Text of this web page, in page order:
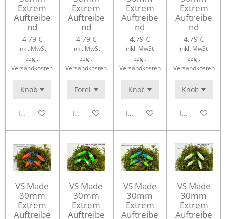
Extrem
Auftreibe
nd
4,79 €
inkl. MwSt
zzgl.
Versandkosten
In den Warenkorb
Extrem
Auftreibe
nd
4,79 €
inkl. MwSt
zzgl.
Versandkosten
In den Warenkorb
Extrem
Auftreibe
nd
4,79 €
inkl. MwSt
zzgl.
Versandkosten
In den Warenkorb
Extrem
Auftreibe
nd
4,79 €
inkl. MwSt
zzgl.
Versandkosten
In den
VS Made
30mm
Extrem
Auftreibe
VS Made
30mm
Extrem
Auftreibe
VS Made
30mm
Extrem
Auftreibe
VS Made
30mm
Extrem
Auftreibe